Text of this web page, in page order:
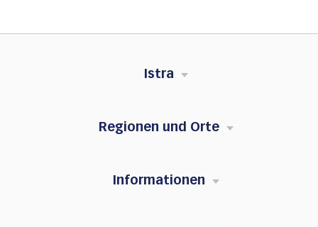
Istra
Regionen und Orte
Informationen